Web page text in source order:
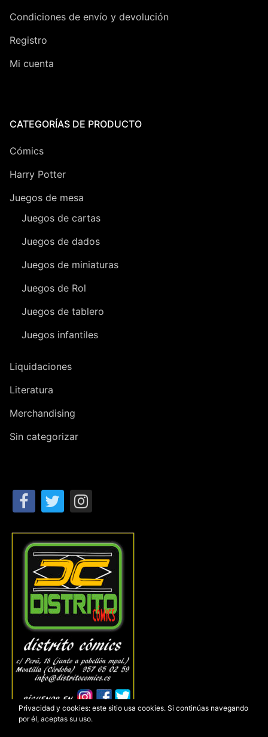
Condiciones de envío y devolución
Registro
Mi cuenta
CATEGORÍAS DE PRODUCTO
Cómics
Harry Potter
Juegos de mesa
Juegos de cartas
Juegos de dados
Juegos de miniaturas
Juegos de Rol
Juegos de tablero
Juegos infantiles
Liquidaciones
Literatura
Merchandising
Sin categorizar
Privacidad y cookies: este sitio usa cookies. Si continúas navegando
por él, aceptas su uso.